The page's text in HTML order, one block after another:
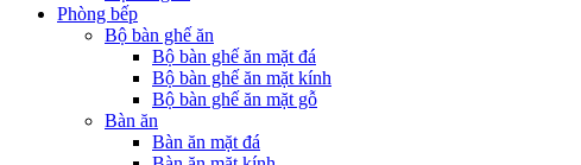
Phòng bếp
Bộ bàn ghế ăn
Bộ bàn ghế ăn mặt đá
Bộ bàn ghế ăn mặt kính
Bộ bàn ghế ăn mặt gỗ
Bàn ăn
Bàn ăn mặt đá